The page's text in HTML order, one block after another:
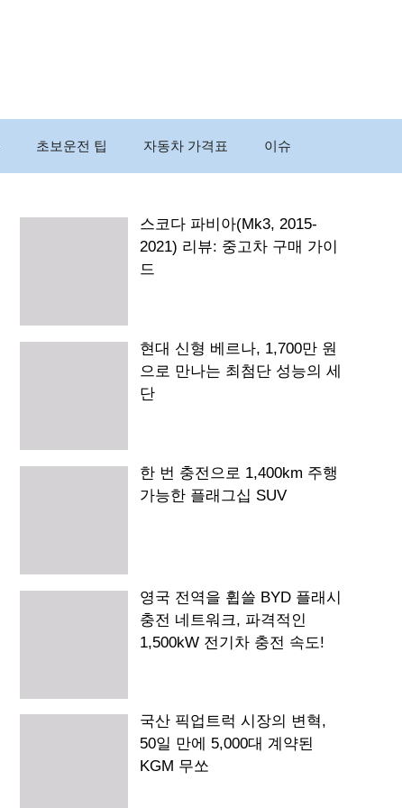
초보운전 팁 자동차 가격표 이슈
스코다 파비아(Mk3, 2015-
2021) 리뷰: 중고차 구매 가이
드
현대 신형 베르나, 1,700만 원
으로 만나는 최첨단 성능의 세
단
한 번 충전으로 1,400km 주행
가능한 플래그십 SUV
영국 전역을 휩쓸 BYD 플래시
충전 네트워크, 파격적인
1,500kW 전기차 충전 속도!
국산 픽업트럭 시장의 변혁,
50일 만에 5,000대 계약된
KGM 무쏘